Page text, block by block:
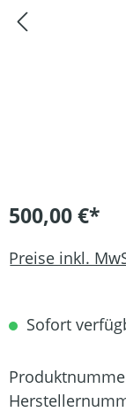
500,00 €*
Preise inkl.
Sofort